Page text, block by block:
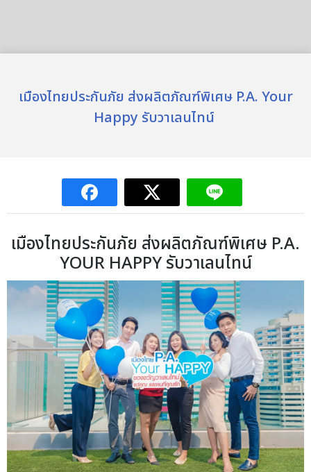
เมืองไทยประกันภัย ส่งผลิตภัณฑ์พิเศษ P.A. Your
Happy รับวาเลนไทน์
เมืองไทยประกันภัย ส่งผลิตภัณฑ์พิเศษ P.A.
YOUR HAPPY รับวาเลนไทน์